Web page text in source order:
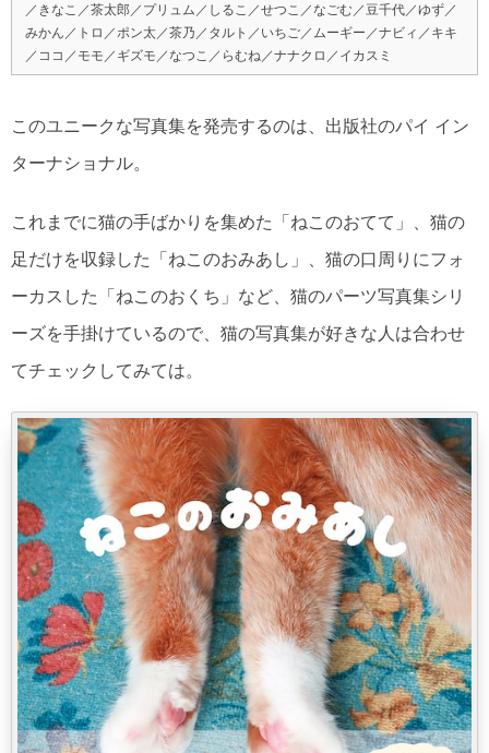
／きなこ／茶太郎／プリュム／しるこ／せつこ／なごむ／豆千代／ゆず／
みかん／トロ／ポン太／茶乃／タルト／いちご／ムーギー／ナビィ／キキ
／ココ／モモ／ギズモ／なつこ／らむね／ナナクロ／イカスミ
このユニークな写真集を発売するのは、出版社のパイ イン
ターナショナル。
これまでに猫の手ばかりを集めた「ねこのおてて」、猫の
足だけを収録した「ねこのおみあし」、猫の口周りにフォ
ーカスした「ねこのおくち」など、猫のパーツ写真集シリ
ーズを手掛けているので、猫の写真集が好きな人は合わせ
てチェックしてみては。